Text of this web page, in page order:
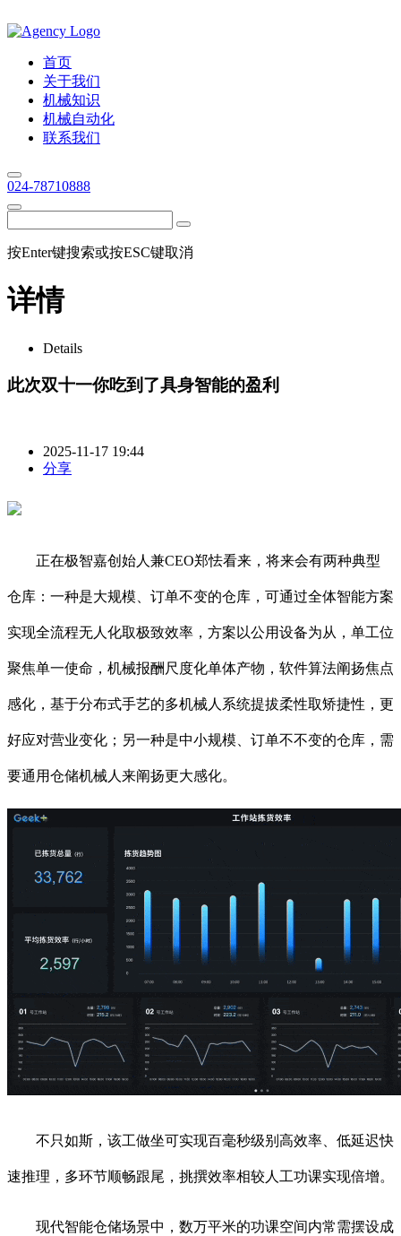
首页
关于我们
机械知识
机械自动化
联系我们
024-78710888
按Enter键搜索或按ESC键取消
详情
Details
此次双十一你吃到了具身智能的盈利
2025-11-17 19:44
分享
正在极智嘉创始人兼CEO郑怯看来，将来会有两种典型
仓库：一种是大规模、订单不变的仓库，可通过全体智能方案
实现全流程无人化取极致效率，方案以公用设备为从，单工位
聚焦单一使命，机械报酬尺度化单体产物，软件算法阐扬焦点
感化，基于分布式手艺的多机械人系统提拔柔性取矫捷性，更
好应对营业变化；另一种是中小规模、订单不不变的仓库，需
要通用仓储机械人来阐扬更大感化。
不只如斯，该工做坐可实现百毫秒级别高效率、低延迟快
速推理，多环节顺畅跟尾，挑撰效率相较人工功课实现倍增。
现代智能仓储场景中，数万平米的功课空间内常需摆设成